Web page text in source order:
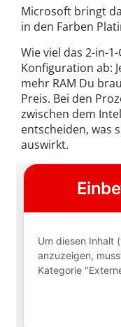
Microsoft bringt
in den Farben
Wie viel das 2-in-
Konfiguration ab:
mehr RAM Du
Preis. Bei den
zwischen dem
entscheiden, was
auswirkt.